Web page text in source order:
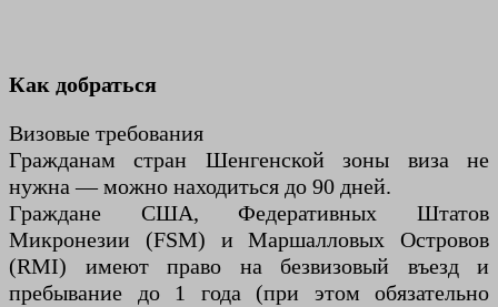
Как добраться
Визовые требования
Гражданам стран Шенгенской зоны виза не
нужна — можно находиться до 90 дней.
Граждане США, Федеративных Штатов
Микронезии (FSM) и Маршалловых Островов
(RMI) имеют право на безвизовый въезд и
пребывание до 1 года (при этом обязательно